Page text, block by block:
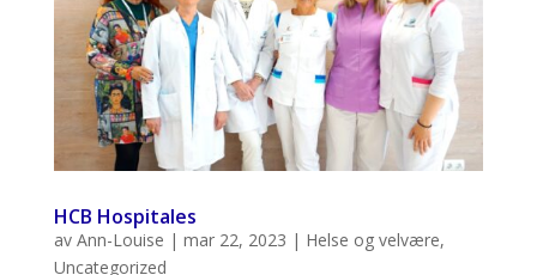
HCB Hospitales
av Ann-Louise | mar 22, 2023 | Helse og velvære,
Uncategorized